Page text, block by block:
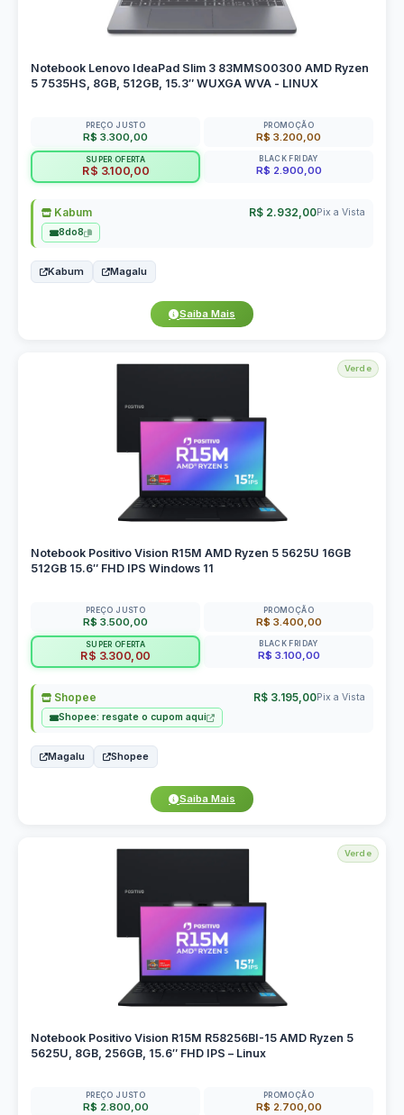
Notebook Lenovo IdeaPad Slim 3 83MMS00300 AMD Ryzen
5 7535HS, 8GB, 512GB, 15.3″ WUXGA WVA - LINUX
PREÇO JUSTO
R$ 3.300,00
PROMOÇÃO
R$ 3.200,00
SUPER OFERTA
R$ 3.100,00
BLACK FRIDAY
R$ 2.900,00
Kabum R$ 2.932,00Pix a Vista
8do8
Kabum Magalu
Saiba Mais
Verde
Notebook Positivo Vision R15M AMD Ryzen 5 5625U 16GB
512GB 15.6″ FHD IPS Windows 11
PREÇO JUSTO
R$ 3.500,00
PROMOÇÃO
R$ 3.400,00
SUPER OFERTA
R$ 3.300,00
BLACK FRIDAY
R$ 3.100,00
Shopee R$ 3.195,00Pix a Vista
Shopee: resgate o cupom aqui
Magalu Shopee
Saiba Mais
Verde
Notebook Positivo Vision R15M R58256BI-15 AMD Ryzen 5
5625U, 8GB, 256GB, 15.6″ FHD IPS – Linux
PREÇO JUSTO
R$ 2.800,00
PROMOÇÃO
R$ 2.700,00